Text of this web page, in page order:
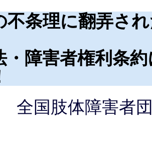
不条理に翻弄さ
・障害者権利条
全国肢体障害者